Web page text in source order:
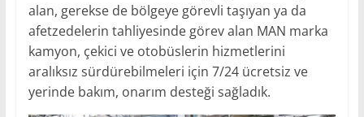
alan, gerekse de bölgeye görevli taşıyan ya da
afetzedelerin tahliyesinde görev alan MAN marka
kamyon, çekici ve otobüslerin hizmetlerini
aralıksız sürdürebilmeleri için 7/24 ücretsiz ve
yerinde bakım, onarım desteği sağladık.